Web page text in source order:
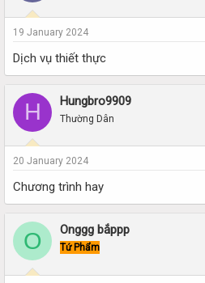
19 January 2024
Dịch vụ thiết thực
H Hungbro9909
Thường Dân
20 January 2024
Chương trình hay
O Onggg bắppp
Tứ Phẩm